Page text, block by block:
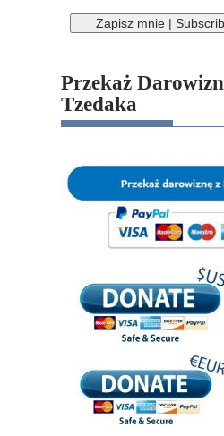
Przekaż
Tzedaka